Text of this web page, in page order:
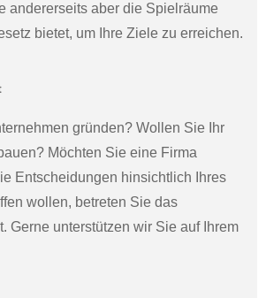
andererseits aber die Spielräume
bietet, um Ihre Ziele zu erreichen.
gründen? Wollen Sie Ihr
Möchten Sie eine Firma
Entscheidungen hinsichtlich Ihres
wollen, betreten Sie das
Gerne unterstützen wir Sie auf Ihrem